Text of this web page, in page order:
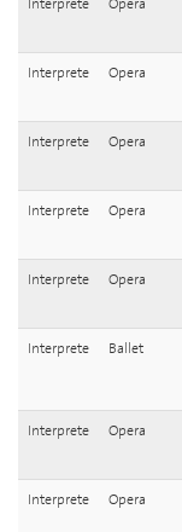
Interprete Opera
Interprete Opera
Interprete Opera
Interprete Opera
Interprete Opera
Interprete Ballet
Interprete Opera
Interprete Opera